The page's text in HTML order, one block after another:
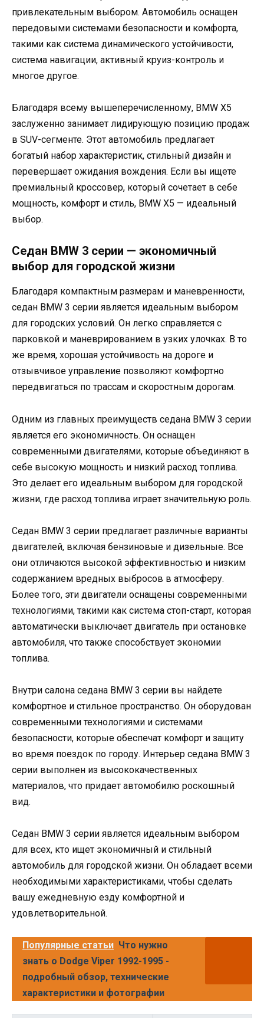
привлекательным выбором. Автомобиль оснащен
передовыми системами безопасности и комфорта,
такими как система динамического устойчивости,
система навигации, активный круиз-контроль и
многое другое.
Благодаря всему вышеперечисленному, BMW X5
заслуженно занимает лидирующую позицию продаж
в SUV-сегменте. Этот автомобиль предлагает
богатый набор характеристик, стильный дизайн и
перевершает ожидания вождения. Если вы ищете
премиальный кроссовер, который сочетает в себе
мощность, комфорт и стиль, BMW X5 — идеальный
выбор.
Седан BMW 3 серии — экономичный
выбор для городской жизни
Благодаря компактным размерам и маневренности,
седан BMW 3 серии является идеальным выбором
для городских условий. Он легко справляется с
парковкой и маневрированием в узких улочках. В то
же время, хорошая устойчивость на дороге и
отзывчивое управление позволяют комфортно
передвигаться по трассам и скоростным дорогам.
Одним из главных преимуществ седана BMW 3 серии
является его экономичность. Он оснащен
современными двигателями, которые объединяют в
себе высокую мощность и низкий расход топлива.
Это делает его идеальным выбором для городской
жизни, где расход топлива играет значительную роль.
Седан BMW 3 серии предлагает различные варианты
двигателей, включая бензиновые и дизельные. Все
они отличаются высокой эффективностью и низким
содержанием вредных выбросов в атмосферу.
Более того, эти двигатели оснащены современными
технологиями, такими как система стоп-старт, которая
автоматически выключает двигатель при остановке
автомобиля, что также способствует экономии
топлива.
Внутри салона седана BMW 3 серии вы найдете
комфортное и стильное пространство. Он оборудован
современными технологиями и системами
безопасности, которые обеспечат комфорт и защиту
во время поездок по городу. Интерьер седана BMW 3
серии выполнен из высококачественных
материалов, что придает автомобилю роскошный
вид.
Седан BMW 3 серии является идеальным выбором
для всех, кто ищет экономичный и стильный
автомобиль для городской жизни. Он обладает всеми
необходимыми характеристиками, чтобы сделать
вашу ежедневную езду комфортной и
удовлетворительной.
Популярные статьи Что нужно
знать о Dodge Viper 1992-1995 -
подробный обзор, технические
характеристики и фотографии